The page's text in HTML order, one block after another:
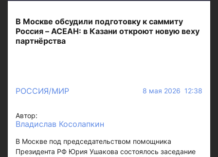
В Москве обсудили подготовку к саммиту
Россия – АСЕАН: в Казани откроют новую веху
партнёрства
РОССИЯ/МИР 8 мая 2026 12:38
Автор:
Владислав Косолапкин
В Москве под председательством помощника
Президента РФ Юрия Ушакова состоялось заседание